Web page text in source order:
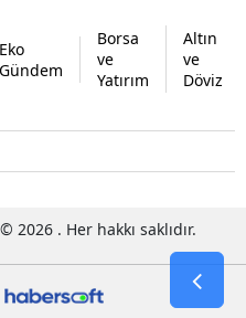
Eko
Gündem
Borsa
ve
Yatırım
Altın
ve
Döviz
2026 . Her hakkı saklıdır.